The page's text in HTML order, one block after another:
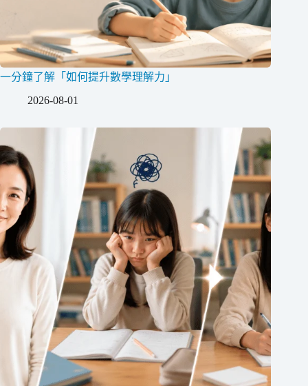
一分鐘了解「如何提升數學理解力」
2026-08-01